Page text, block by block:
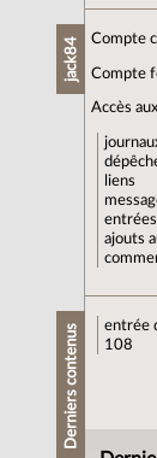
jack84 Compte
Compte
Accès
liens
ajouts
Derniers contenus entrée
108